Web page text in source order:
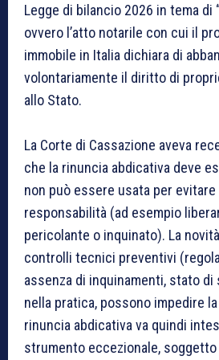
Legge di bilancio 2026 in tema di
ovvero l’atto notarile con cui il
immobile in Italia dichiara di
volontariamente il diritto di
allo Stato.
La Corte di Cassazione aveva
che la rinuncia abdicativa deve
non può essere usata per
responsabilità (ad esempio
pericolante o inquinato). La
controlli tecnici preventivi
assenza di inquinamenti, stato
nella pratica, possono impedire
rinuncia abdicativa va quindi
strumento eccezionale,